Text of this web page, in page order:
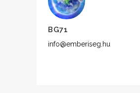
BG71
info@emberiseg.hu